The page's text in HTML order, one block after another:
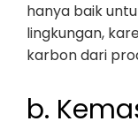
hanya baik
lingkungan,
karbon dari
b.